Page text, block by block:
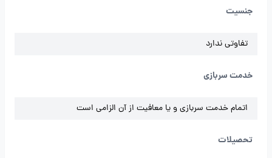
جنسیت
تفاوتی ندارد
خدمت سربازی
اتمام خدمت سربازی و یا معافیت از آن الزامی است
تحصیلات